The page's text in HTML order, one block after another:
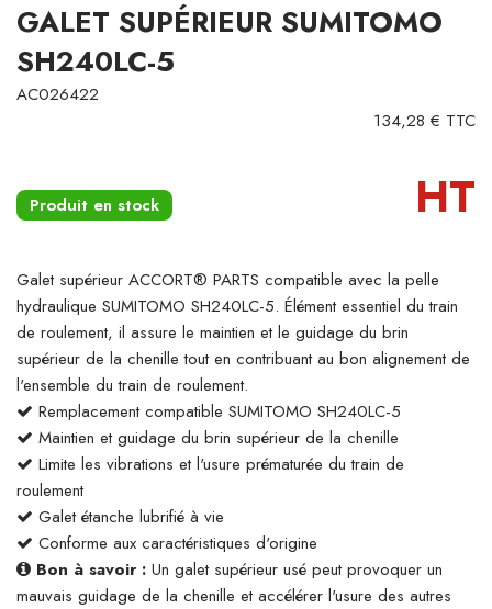
GALET SUPÉRIEUR SUMITOMO
SH240LC-5
AC026422
134,28 € TTC
Produit en stock HT
Galet supérieur ACCORT® PARTS compatible avec la pelle
hydraulique SUMITOMO SH240LC-5. Élément essentiel du train
de roulement, il assure le maintien et le guidage du brin
supérieur de la chenille tout en contribuant au bon alignement de
l'ensemble du train de roulement.
Remplacement compatible SUMITOMO SH240LC-5
Maintien et guidage du brin supérieur de la chenille
Limite les vibrations et l'usure prématurée du train de
roulement
Galet étanche lubrifié à vie
Conforme aux caractéristiques d'origine
Bon à savoir : Un galet supérieur usé peut provoquer un
mauvais guidage de la chenille et accélérer l'usure des autres